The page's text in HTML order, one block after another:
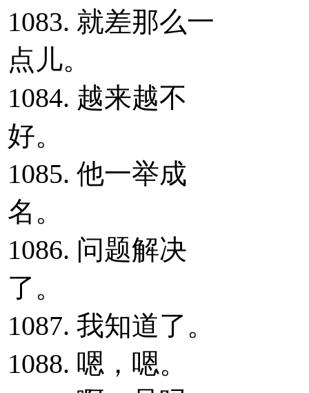
1083. 就差那么一
点儿。
1084. 越来越不
好。
1085. 他一举成
名。
1086. 问题解决
了。
1087. 我知道了。
1088. 嗯，嗯。